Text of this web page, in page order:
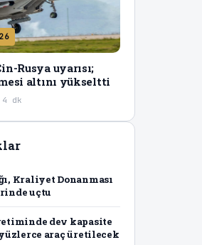
Rusya uyarısı;
altını yükseltti
dk
Kraliyet Donanması
uçtu
dev kapasite
yüzlerce araç üretilecek